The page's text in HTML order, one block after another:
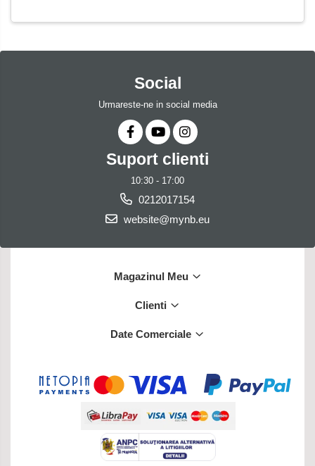
Social
Urmareste-ne in social media
Suport clienti
10:30 - 17:00
0212017154
website@mynb.eu
Magazinul Meu
Clienti
Date Comerciale